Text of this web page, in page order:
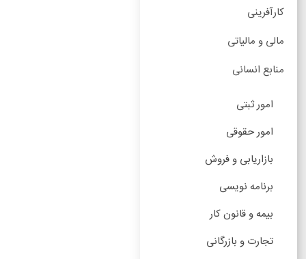
کارآفرینی
مالی و مالیاتی
منابع انسانی
امور ثبتی
امور حقوقی
بازاریابی و فروش
برنامه نویسی
بیمه و قانون کار
تجارت و بازرگانی